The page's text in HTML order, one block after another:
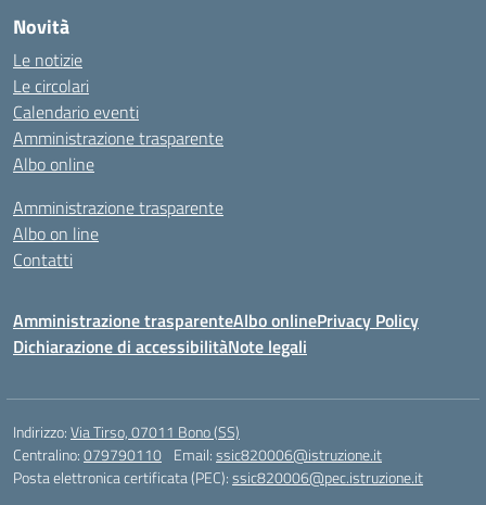
Novità
Le notizie
Le circolari
Calendario eventi
Amministrazione trasparente
Albo online
Amministrazione trasparente
Albo on line
Contatti
Amministrazione trasparenteAlbo onlinePrivacy Policy
Dichiarazione di accessibilitàNote legali
Indirizzo:Via Tirso, 07011 Bono (SS)
Centralino:079790110 Email:ssic820006@istruzione.it
Posta elettronica certificata (PEC):ssic820006@pec.istruzione.it